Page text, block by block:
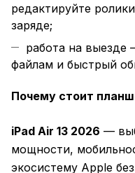
редактируйте
заряде;
работа на выезде
файлам и быстрый
Почему стоит
iPad Air 13 2026 —
мощности,
экосистему Apple